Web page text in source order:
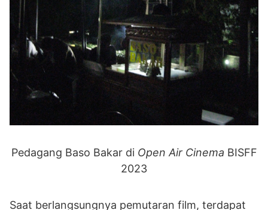
Pedagang Baso Bakar di Open Air Cinema BISFF
2023
Saat berlangsungnya pemutaran film, terdapat